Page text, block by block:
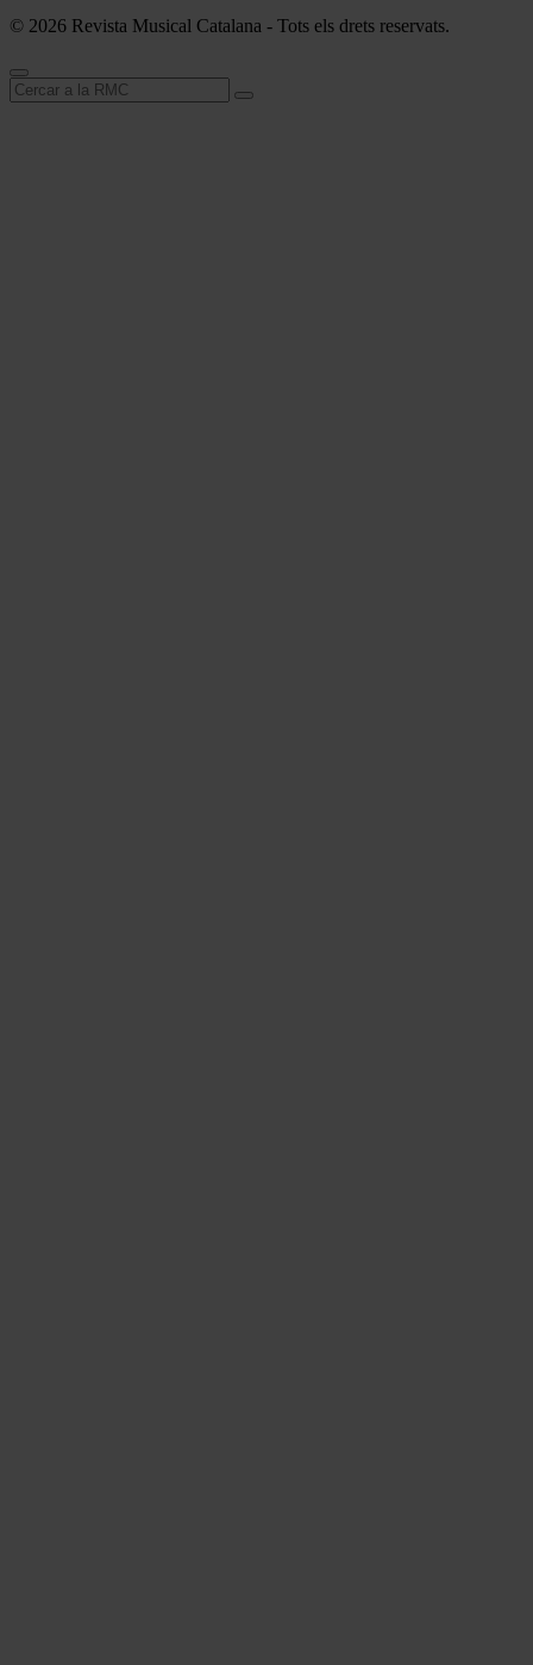
© 2026 Revista Musical Catalana - Tots els drets reservats.
Cerca